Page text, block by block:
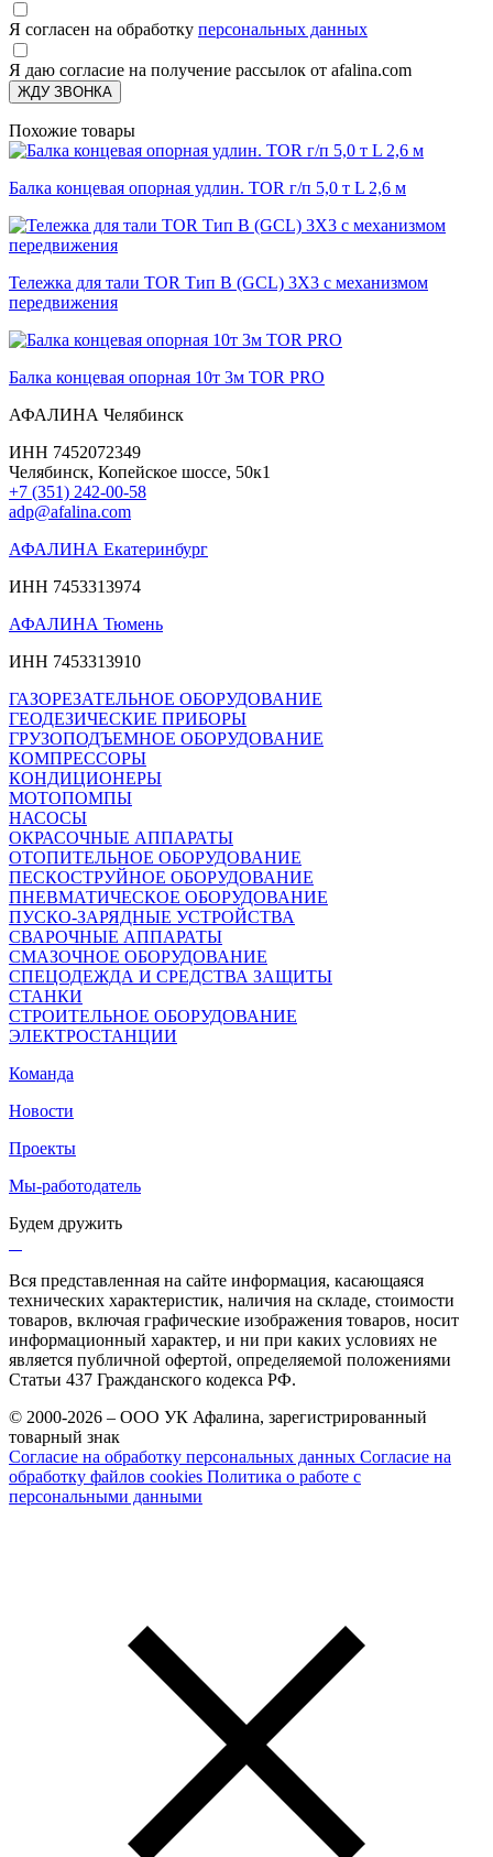
Я согласен на обработку персональных данных
Я даю согласие на получение рассылок от afalina.com
ЖДУ ЗВОНКА
Похожие товары
Балка концевая опорная удлин. TOR г/п 5,0 т L 2,6 м
Тележка для тали TOR Тип В (GCL) 3Х3 с механизмом
передвижения
Балка концевая опорная 10т 3м TOR PRO
АФАЛИНА Челябинск
ИНН 7452072349
Челябинск, Копейское шоссе, 50к1
+7 (351) 242-00-58
adp@afalina.com
АФАЛИНА Екатеринбург
ИНН 7453313974
АФАЛИНА Тюмень
ИНН 7453313910
ГАЗОРЕЗАТЕЛЬНОЕ ОБОРУДОВАНИЕ
ГЕОДЕЗИЧЕСКИЕ ПРИБОРЫ
ГРУЗОПОДЪЕМНОЕ ОБОРУДОВАНИЕ
КОМПРЕССОРЫ
КОНДИЦИОНЕРЫ
МОТОПОМПЫ
НАСОСЫ
ОКРАСОЧНЫЕ АППАРАТЫ
ОТОПИТЕЛЬНОЕ ОБОРУДОВАНИЕ
ПЕСКОСТРУЙНОЕ ОБОРУДОВАНИЕ
ПНЕВМАТИЧЕСКОЕ ОБОРУДОВАНИЕ
ПУСКО-ЗАРЯДНЫЕ УСТРОЙСТВА
СВАРОЧНЫЕ АППАРАТЫ
СМАЗОЧНОЕ ОБОРУДОВАНИЕ
СПЕЦОДЕЖДА И СРЕДСТВА ЗАЩИТЫ
СТАНКИ
СТРОИТЕЛЬНОЕ ОБОРУДОВАНИЕ
ЭЛЕКТРОСТАНЦИИ
Команда
Новости
Проекты
Мы-работодатель
Будем дружить
Вся представленная на сайте информация, касающаяся
технических характеристик, наличия на складе, стоимости
товаров, включая графические изображения товаров, носит
информационный характер, и ни при каких условиях не
является публичной офертой, определяемой положениями
Статьи 437 Гражданского кодекса РФ.
© 2000-2026 – ООО УК Афалина, зарегистрированный
товарный знак
Согласие на обработку персональных данных Согласие на
обработку файлов cookies Политика о работе с
персональными данными